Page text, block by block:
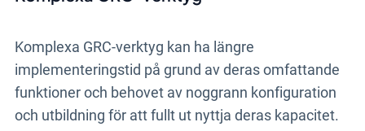
Komplexa GRC-verktyg kan ha längre
implementeringstid på grund av deras omfattande
funktioner och behovet av noggrann konfiguration
och utbildning för att fullt ut nyttja deras kapacitet.